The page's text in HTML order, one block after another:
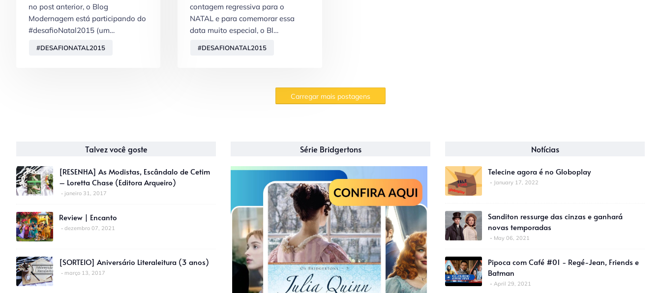
no post anterior, o Blog
Modernagem está participando do
#desafioNatal2015 (um…
#DESAFIONATAL2015
contagem regressiva para o
NATAL e para comemorar essa
data muito especial, o Bl…
#DESAFIONATAL2015
Carregar mais postagens
Talvez você goste
[RESENHA] As Modistas, Escândalo de Cetim
– Loretta Chase (Editora Arqueiro)
janeiro 31, 2017
Review | Encanto
dezembro 07, 2021
[SORTEIO] Aniversário Literaleitura (3 anos)
março 13, 2017
Série Bridgertons Notícias
Telecine agora é no Globoplay
January 17, 2022
Sanditon ressurge das cinzas e ganhará
novas temporadas
May 06, 2021
Pipoca com Café #01 - Regé-Jean, Friends e
Batman
April 29, 2021